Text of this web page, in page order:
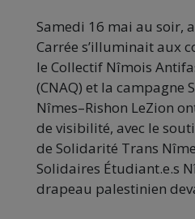
Samedi 16 mai au soir,
Carrée s’illuminait aux
le Collectif Nîmois
(CNAQ) et la campagne
Nîmes–Rishon LeZion
de visibilité, avec le
de Solidarité Trans
Solidaires Étudiant.e.s
drapeau palestinien